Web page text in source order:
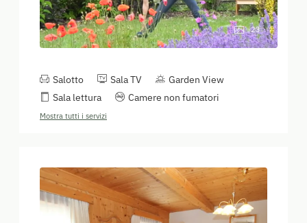
23
Salotto Sala TV
Garden View
Sala lettura
Camere non fumatori
Mostra tutti i servizi